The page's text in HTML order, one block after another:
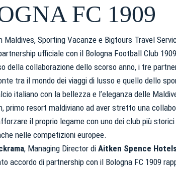
FC 1909
Maldives, Sporting Vacanze e Bigtours Travel
ufficiale con il Bologna Football Club
della collaborazione dello scorso anno, i tre
tra il mondo dei viaggi di lusso e quello dello
italiano con la bellezza e l’eleganza delle
primo resort maldiviano ad aver stretto una
il proprio legame con uno dei club più storici
nelle competizioni europee.
, Managing Director di Aitken Spence
accordo di partnership con il Bologna FC 1909